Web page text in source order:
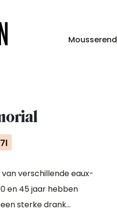
Mousserend
verschillende eaux-
en 45 jaar hebben
sterke drank